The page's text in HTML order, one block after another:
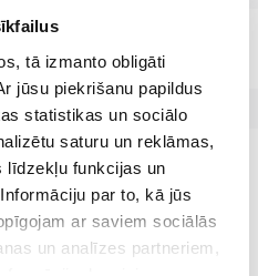
tā izmanto obligāti
jūsu piekrišanu papildus
statistikas un sociālo
saturu un reklāmas,
līdzekļu funkcijas un
par to, kā jūs
ar saviem sociālās
un analīzes partneriem,